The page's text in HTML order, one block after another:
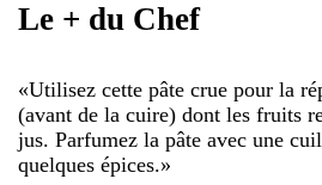
Le + du Chef
«Utilisez cette pâte crue pour la
(avant de la cuire) dont les fruits
jus. Parfumez la pâte avec une
quelques épices.»